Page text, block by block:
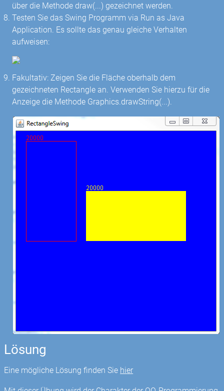
über die Methode draw(...) gezeichnet werden.
Testen Sie das Swing Programm via Run as Java
Application. Es sollte das genau gleiche Verhalten
aufweisen:
Fakultativ: Zeigen Sie die Fläche oberhalb dem
gezeichneten Rectangle an. Verwenden Sie hierzu für die
Anzeige die Methode Graphics.drawString(...).
Lösung
Eine mögliche Lösung finden Sie hier